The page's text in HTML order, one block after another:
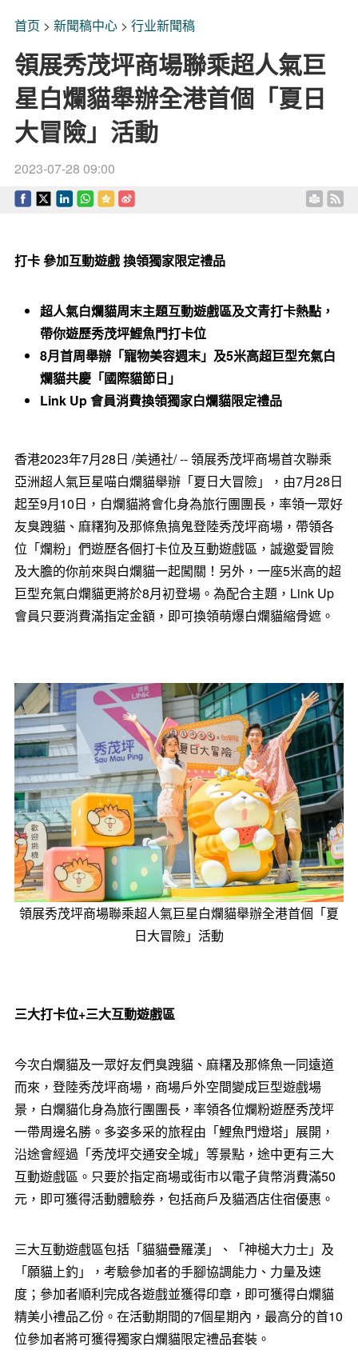
首页 > 新聞稿中心> 行业新聞稿
領展秀茂坪商場聯乘超人氣巨
星白爛貓舉辦全港首個「夏日
大冒險」活動
2023-07-28 09:00
打卡 參加互動遊戲 換領獨家限定禮品
超人氣白爛貓周末主題互動遊戲區及文青打卡熱點，
帶你遊歷秀茂坪鯉魚門打卡位
8月首周舉辦「寵物美容週末」及5米高超巨型充氣白
爛貓共慶「國際貓節日」
Link Up 會員消費換領獨家白爛貓限定禮品
香港2023年7月28日 /美通社/ -- 領展秀茂坪商場首次聯乘
亞洲超人氣巨星喵白爛貓舉辦「夏日大冒險」，由7月28日
起至9月10日，白爛貓將會化身為旅行團團長，率領一眾好
友臭跩貓、麻糬狗及那條魚搞鬼登陸秀茂坪商場，帶領各
位「爛粉」們遊歷各個打卡位及互動遊戲區，誠邀愛冒險
及大膽的你前來與白爛貓一起闖關！另外，一座5米高的超
巨型充氣白爛貓更將於8月初登場。為配合主題，Link Up
會員只要消費滿指定金額，即可換領萌爆白爛貓縮骨遮。
領展秀茂坪商場聯乘超人氣巨星白爛貓舉辦全港首個「夏
日大冒險」活動
三大打卡位+三大互動遊戲區
今次白爛貓及一眾好友們臭跩貓、麻糬及那條魚一同遠道
而來，登陸秀茂坪商場，商場戶外空間變成巨型遊戲場
景，白爛貓化身為旅行團團長，率領各位爛粉遊歷秀茂坪
一帶周邊名勝。多姿多采的旅程由「鯉魚門燈塔」展開，
沿途會經過「秀茂坪交通安全城」等景點，途中更有三大
互動遊戲區。只要於指定商場或街市以電子貨幣消費滿50
元，即可獲得活動體驗券，包括商戶及貓酒店住宿優惠。
三大互動遊戲區包括「貓貓疊羅漢」、「神槌大力士」及
「願貓上釣」，考驗參加者的手腳協調能力、力量及速
度；參加者順利完成各遊戲並獲得印章，即可獲得白爛貓
精美小禮品乙份。在活動期間的7個星期內，最高分的首10
位參加者將可獲得獨家白爛貓限定禮品套裝。